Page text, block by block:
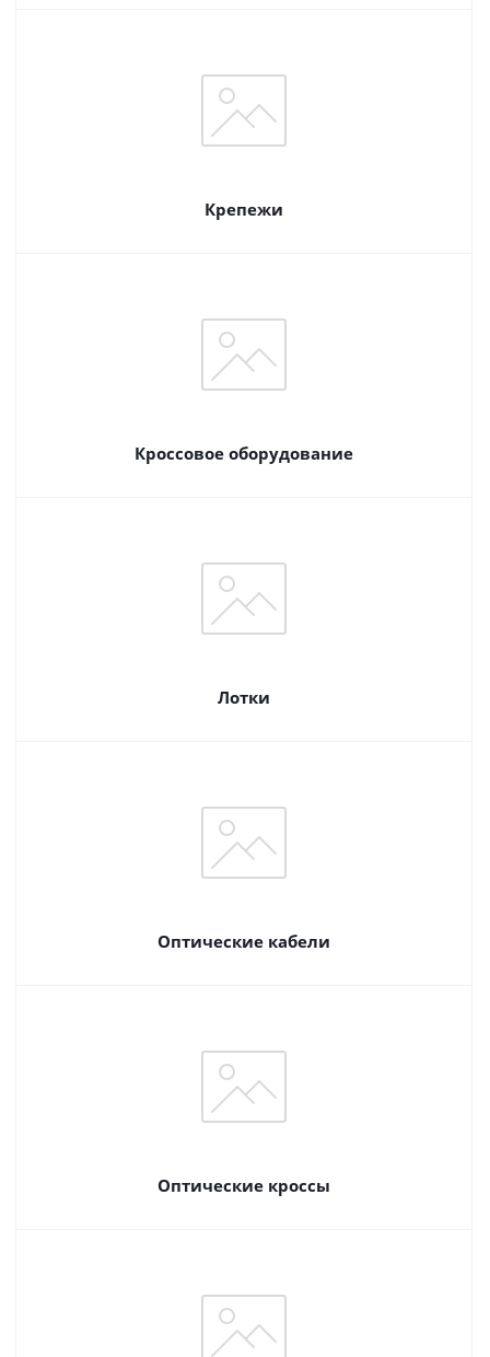
Крепежи
Кроссовое оборудование
Лотки
Оптические кабели
Оптические кроссы